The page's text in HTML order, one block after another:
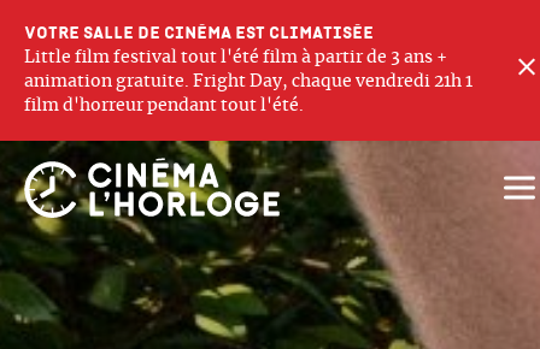
Votre salle de cinéma est climatisée
Little film festival tout l'été film à partir de 3 ans +
animation gratuite. Fright Day, chaque vendredi 21h 1
film d'horreur pendant tout l'été.